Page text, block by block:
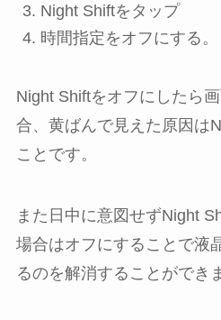
Night Shiftをタップ
時間指定 をオフにする。
Night Shiftをオフにしたら
合、黄ばんで見えた原因は
ことです。
また日中に意図せずNight
場合はオフにすることで液
るのを解消することができ